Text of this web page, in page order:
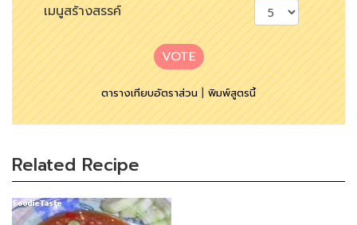
เมนูสร้างสรรค์
VOTE
ตารางเทียบอัตราส่วน|พิมพ์สูตรนี้
Related Recipe